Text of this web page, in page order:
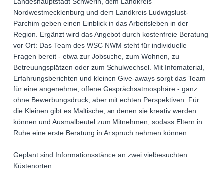
Landeshauptstadt Schwerin, dem Landkreis
Nordwestmecklenburg und dem Landkreis Ludwigslust-
Parchim geben einen Einblick in das Arbeitsleben in der
Region. Ergänzt wird das Angebot durch kostenfreie Beratung
vor Ort: Das Team des WSC NWM steht für individuelle
Fragen bereit - etwa zur Jobsuche, zum Wohnen, zu
Betreuungsplätzen oder zum Schulwechsel. Mit Infomaterial,
Erfahrungsberichten und kleinen Give-aways sorgt das Team
für eine angenehme, offene Gesprächsatmosphäre - ganz
ohne Bewerbungsdruck, aber mit echten Perspektiven. Für
die Kleinen gibt es Maltische, an denen sie kreativ werden
können und Ausmalbeutel zum Mitnehmen, sodass Eltern in
Ruhe eine erste Beratung in Anspruch nehmen können.
Geplant sind Informationsstände an zwei vielbesuchten
Küstenorten: